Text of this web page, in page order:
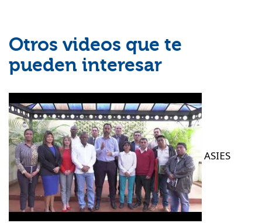
Otros videos que te
pueden interesar
ASIES